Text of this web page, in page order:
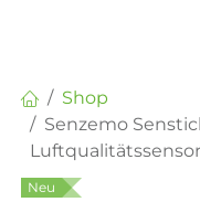
Shop
Senzemo
Neu